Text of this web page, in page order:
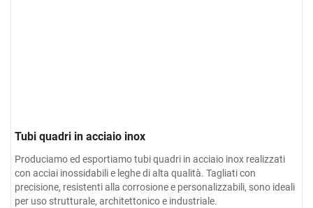
Tubi quadri in acciaio inox
Produciamo ed esportiamo tubi quadri in acciaio inox realizzati
con acciai inossidabili e leghe di alta qualità. Tagliati con
precisione, resistenti alla corrosione e personalizzabili, sono ideali
per uso strutturale, architettonico e industriale.